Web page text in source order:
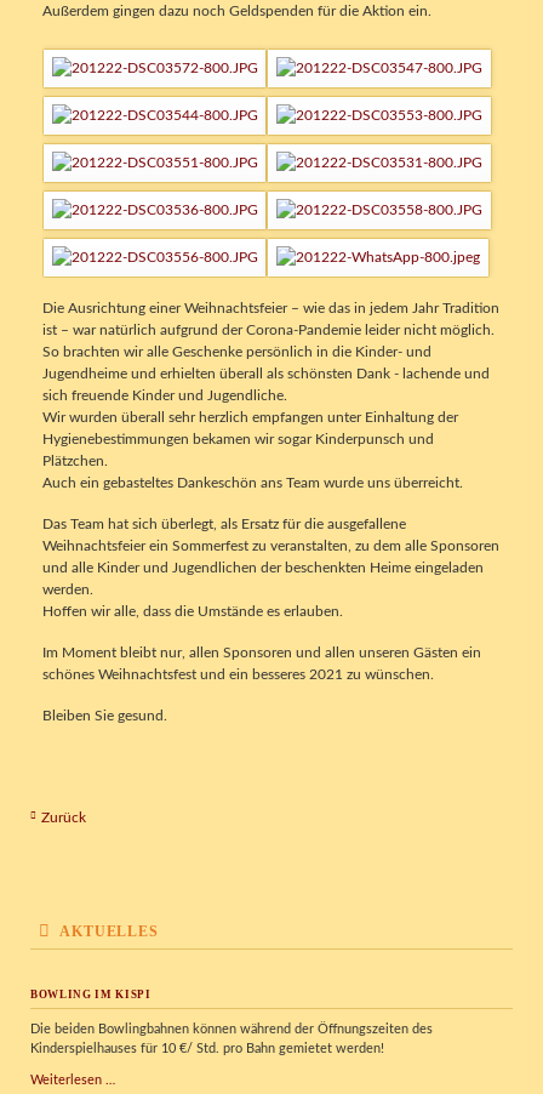
Außerdem gingen dazu noch Geldspenden für die Aktion ein.
Die Ausrichtung einer Weihnachtsfeier – wie das in jedem Jahr Tradition
ist – war natürlich aufgrund der Corona-Pandemie leider nicht möglich.
So brachten wir alle Geschenke persönlich in die Kinder- und
Jugendheime und erhielten überall als schönsten Dank - lachende und
sich freuende Kinder und Jugendliche.
Wir wurden überall sehr herzlich empfangen unter Einhaltung der
Hygienebestimmungen bekamen wir sogar Kinderpunsch und
Plätzchen.
Auch ein gebasteltes Dankeschön ans Team wurde uns überreicht.
Das Team hat sich überlegt, als Ersatz für die ausgefallene
Weihnachtsfeier ein Sommerfest zu veranstalten, zu dem alle Sponsoren
und alle Kinder und Jugendlichen der beschenkten Heime eingeladen
werden.
Hoffen wir alle, dass die Umstände es erlauben.
Im Moment bleibt nur, allen Sponsoren und allen unseren Gästen ein
schönes Weihnachtsfest und ein besseres 2021 zu wünschen.
Bleiben Sie gesund.
Zurück
AKTUELLES
BOWLING IM KISPI
Die beiden Bowlingbahnen können während der Öffnungszeiten des
Kinderspielhauses für 10 €/ Std. pro Bahn gemietet werden!
Weiterlesen …